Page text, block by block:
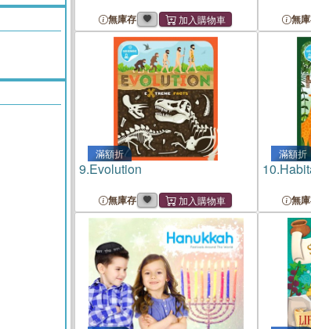
無庫存 無
滿額折
9.Evolution
無庫存
滿額折
10.
無